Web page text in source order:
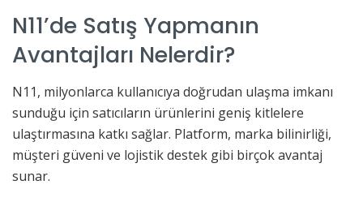
N11’de Satış Yapmanın
Avantajları Nelerdir?
N11, milyonlarca kullanıcıya doğrudan ulaşma imkanı
sunduğu için satıcıların ürünlerini geniş kitlelere
ulaştırmasına katkı sağlar. Platform, marka bilinirliği,
müşteri güveni ve lojistik destek gibi birçok avantaj
sunar.